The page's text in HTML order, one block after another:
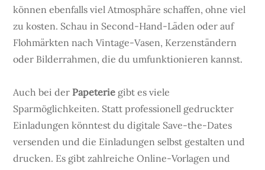
können ebenfalls viel Atmosphäre schaffen, ohne viel
zu kosten. Schau in Second-Hand-Läden oder auf
Flohmärkten nach Vintage-Vasen, Kerzenständern
oder Bilderrahmen, die du umfunktionieren kannst.
Auch bei der Papeterie gibt es viele
Sparmöglichkeiten. Statt professionell gedruckter
Einladungen könntest du digitale Save-the-Dates
versenden und die Einladungen selbst gestalten und
drucken. Es gibt zahlreiche Online-Vorlagen und